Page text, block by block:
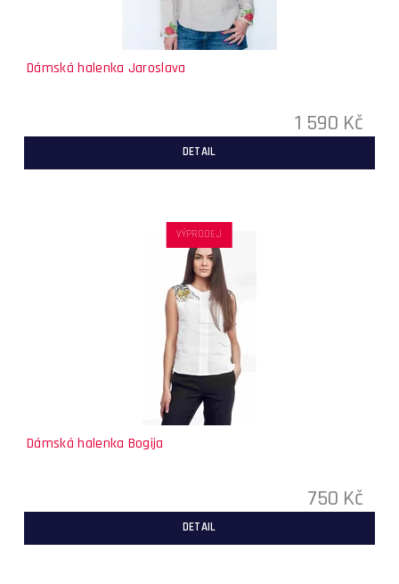
Dámská halenka Jaroslava
1 590 Kč
DETAIL
VÝPRODEJ
Dámská halenka Bogija
750 Kč
DETAIL